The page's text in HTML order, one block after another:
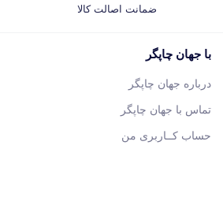
ضمانت اصالت کالا
با جهان چاپگر
درباره جهان چاپگر
تماس با جهان چاپگر
حساب کــاربری من